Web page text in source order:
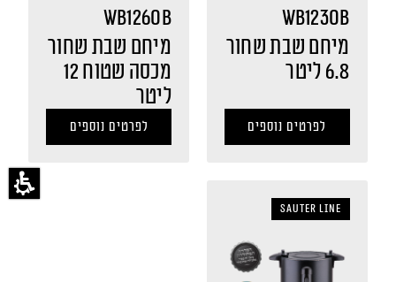
WB1230B
מיחם שבת שחור
6.8 ליטר
לפרטים נוספים
WB1260B
מיחם שבת שחור
מכסה שטוח 12
ליטר
לפרטים נוספים
sauter LINE